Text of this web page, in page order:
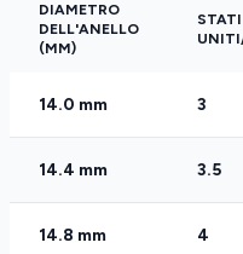
DIAMETRO
DELL'ANELLO
(MM)
STATI
14.0 mm 3
14.4 mm 3.5
14.8 mm 4